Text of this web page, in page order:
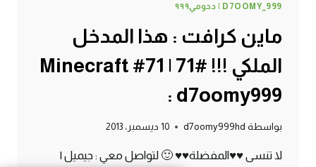
D7OOMY_999 | دحومي٩٩٩
ماين كرافت : هذا المدخل
الملكي !!! #71 | 71# Minecraft
: d7oomy999
بواسطة d7oomy999hd 10 ديسمبر، 2013
لا تنسى ♥♥المفضلة♥♥ 🙂 لتواصل معي : جيميل |